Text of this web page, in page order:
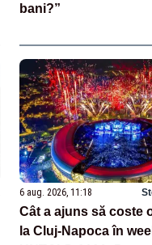
bani?”
6 aug. 2026, 11:18
Cât a ajuns să coste
la Cluj-Napoca în